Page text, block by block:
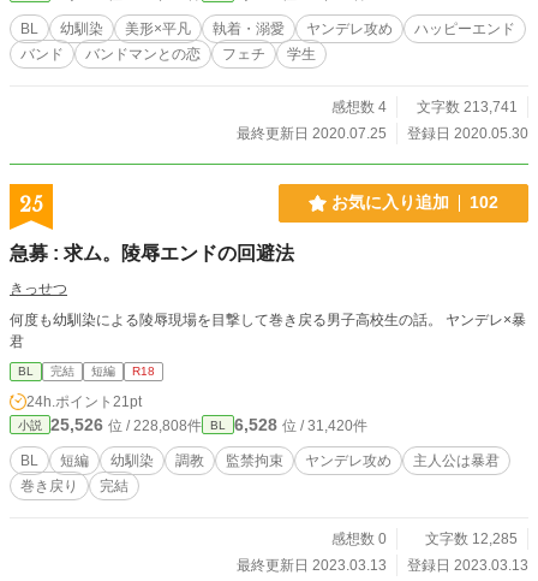
の作品はサイト（http://momimomi777.web.fc2.com/index.html）にも掲載してお
り、さらに加筆修正を加えたものとなります。
BL 幼馴染 美形×平凡 執着・溺愛 ヤンデレ攻め
ハッピーエンド
バンド
バンドマンとの恋 フェチ 学生
感想数 4
文字数 213,741
最終更新日 2020.07.25
登録日 2020.05.30
25 お気に入り追加 102
急募 : 求ム。陵辱エンドの回避法
きっせつ
何度も幼馴染による陵辱現場を目撃して巻き戻る男子高校生の話。 ヤンデレ×暴
君
BL 完結 短編 R18
24h.ポイント 21pt
小説 25,526 位 / 228,808件 BL 6,528 位 / 31,420件
BL 短編 幼馴染 調教 監禁拘束 ヤンデレ攻め
主人公は暴君
巻き戻り
完結
感想数 0
文字数 12,285
最終更新日 2023.03.13
登録日 2023.03.13